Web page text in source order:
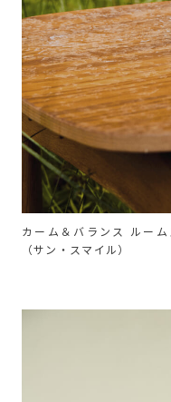
カーム＆バランス ルー
（サン・スマイル）